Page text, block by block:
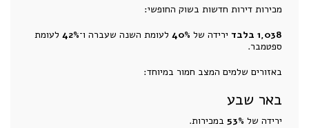
מכירות דירות חדשות בשוק החופשי:
1,038 בלבד
ירידה של 40% לעומת השנה שעברה ו־42% לעומת
ספטמבר.
באזורים שלמים המצב חמור במיוחד:
באר שבע
ירידה של 53% במכירות.